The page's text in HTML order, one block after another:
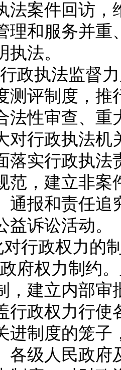
法案件回访
理和服务并
法。
执法监督力
测评制度，
法性审查、
对行政执法
落实行政执
范，建立非
通报和责任
诉讼活动。
政权力的
权力制约。
，建立内部
行政权力行
进制度的笼
各级人民政